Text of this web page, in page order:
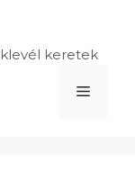
keretek
Menü